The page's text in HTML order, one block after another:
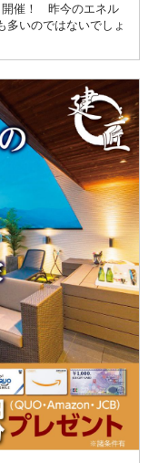
催！ 昨今のエネル
いのではないでしょ